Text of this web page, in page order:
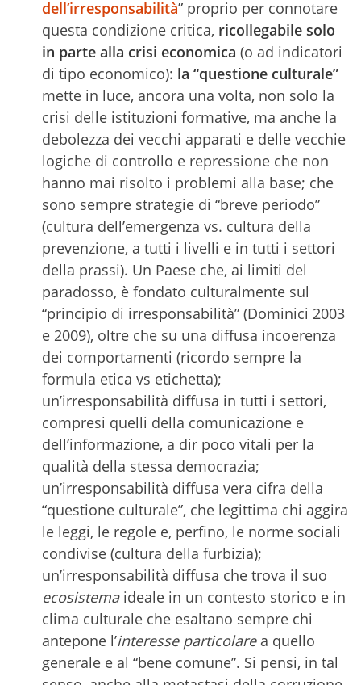
dell’irresponsabilità” proprio per connotare
questa condizione critica, ricollegabile solo
in parte alla crisi economica (o ad indicatori
di tipo economico): la “questione culturale”
mette in luce, ancora una volta, non solo la
crisi delle istituzioni formative, ma anche la
debolezza dei vecchi apparati e delle vecchie
logiche di controllo e repressione che non
hanno mai risolto i problemi alla base; che
sono sempre strategie di “breve periodo”
(cultura dell’emergenza vs. cultura della
prevenzione, a tutti i livelli e in tutti i settori
della prassi). Un Paese che, ai limiti del
paradosso, è fondato culturalmente sul
“principio di irresponsabilità” (Dominici 2003
e 2009), oltre che su una diffusa incoerenza
dei comportamenti (ricordo sempre la
formula etica vs etichetta);
un’irresponsabilità diffusa in tutti i settori,
compresi quelli della comunicazione e
dell’informazione, a dir poco vitali per la
qualità della stessa democrazia;
un’irresponsabilità diffusa vera cifra della
“questione culturale”, che legittima chi aggira
le leggi, le regole e, perfino, le norme sociali
condivise (cultura della furbizia);
un’irresponsabilità diffusa che trova il suo
ecosistemaideale in un contesto storico e in
clima culturale che esaltano sempre chi
antepone l’interesse particolare a quello
generale e al “bene comune”. Si pensi, in tal